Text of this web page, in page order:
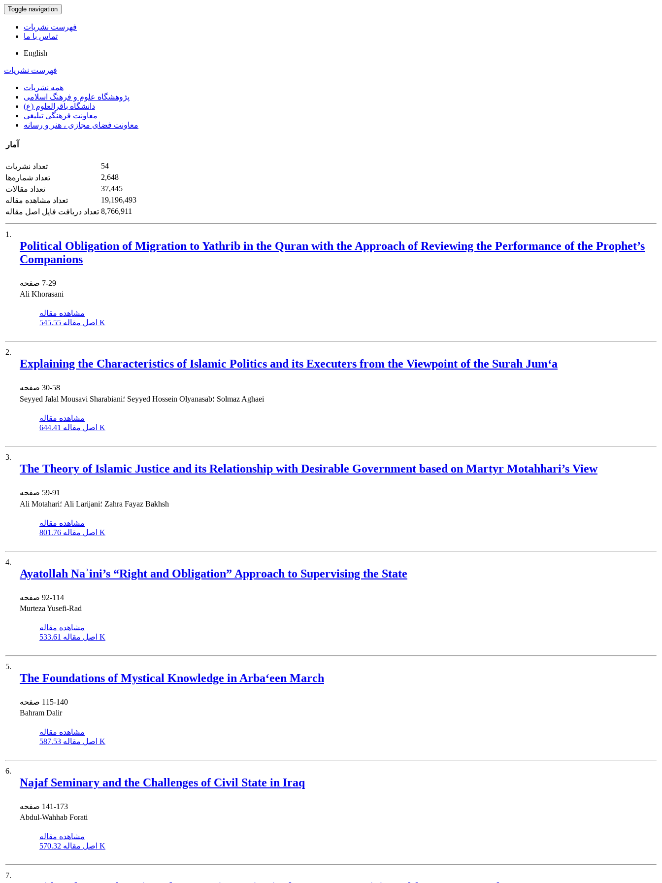
Toggle navigation
فهرست نشریات
تماس با ما
English
فهرست نشریات
همه نشریات
پژوهشگاه علوم و فرهنگ اسلامی
دانشگاه باقرالعلوم (ع)
معاونت فرهنگی تبلیغی
معاونت فضای مجازی ، هنر و رسانه
آمار
تعداد نشریات
54
تعداد شماره‌ها
2,648
تعداد مقالات
37,445
تعداد مشاهده مقاله
19,196,493
تعداد دریافت فایل اصل مقاله 8,766,911
1.
Political Obligation of Migration to Yathrib in the Quran with the Approach of Reviewing the Performance of the Prophet’s
Companions
7-29
Ali Khorasani
مشاهده مقاله
اصل مقاله 545.55 K
2.
Explaining the Characteristics of Islamic Politics and its Executers from the Viewpoint of the Surah Jum‘a
30-58
Seyyed Jalal Mousavi Sharabiani؛ Seyyed Hossein Olyanasab؛ Solmaz Aghaei
مشاهده مقاله
اصل مقاله 644.41 K
3.
The Theory of Islamic Justice and its Relationship with Desirable Government based on Martyr Motahhari’s View
59-91
Ali Motahari؛ Ali Larijani؛ Zahra Fayaz Bakhsh
مشاهده مقاله
اصل مقاله 801.76 K
4.
Ayatollah Naʾini’s “Right and Obligation” Approach to Supervising the State
92-114
Murteza Yusefi-Rad
مشاهده مقاله
اصل مقاله 533.61 K
5.
The Foundations of Mystical Knowledge in Arba‘een March
115-140
Bahram Dalir
مشاهده مقاله
اصل مقاله 587.53 K
6.
Najaf Seminary and the Challenges of Civil State in Iraq
141-173
Abdul-Wahhab Forati
مشاهده مقاله
اصل مقاله 570.32 K
7.